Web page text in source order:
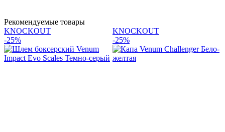
Рекомендуемые товары
KNOCKOUT
-25%
KNOCKOUT
-25%